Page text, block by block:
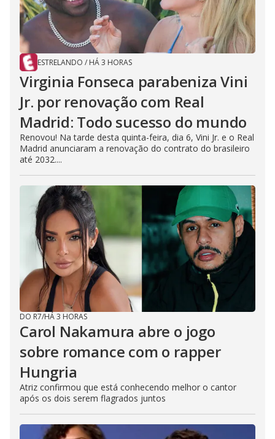
ESTRELANDO / HÁ 3 HORAS
Virginia Fonseca parabeniza Vini
Jr. por renovação com Real
Madrid: Todo sucesso do mundo
Renovou! Na tarde desta quinta-feira, dia 6, Vini Jr. e o Real
Madrid anunciaram a renovação do contrato do brasileiro
até 2032....
DO R7/HÁ 3 HORAS
Carol Nakamura abre o jogo
sobre romance com o rapper
Hungria
Atriz confirmou que está conhecendo melhor o cantor
após os dois serem flagrados juntos